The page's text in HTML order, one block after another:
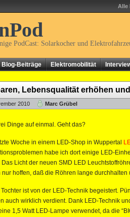
Alle
PodCast: Solarkocher und
Blog-Beiträge Elektromobilität
Lebensqualität erhöhen
2010 Marc Grübel
Dinge auf einmal. Geht das?
Woche in einem LED-Shop in Wuppertal
habe ich dort einige LED-
Das Licht der neuen SMD LED
nur hoffen, daß die Röhren lange
ist von der LED-Technik begeistert.
auch wirklich verdient. Dank LED-Technik
1,5 Watt LED-Lampe verwendet, da die